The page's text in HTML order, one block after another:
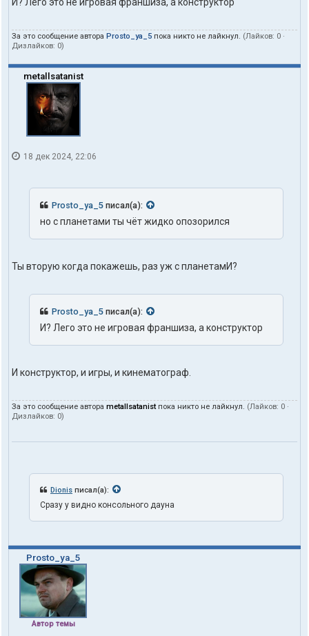
И? Лего это не игровая франшиза, а конструктор
За это сообщение автора Prosto_ya_5 пока никто не лайкнул. (Лайков: 0 ·
Дизлайков: 0)
metallsatanist
18 дек 2024, 22:06
Prosto_ya_5 писал(а):
но с планетами ты чёт жидко опозорился
Ты вторую когда покажешь, раз уж с планетамИ?
Prosto_ya_5 писал(а):
И? Лего это не игровая франшиза, а конструктор
И конструктор, и игры, и кинематограф.
За это сообщение автора metallsatanistпока никто не лайкнул. (Лайков: 0 ·
Дизлайков: 0)
Dionis писал(а):
Сразу у видно консольного дауна
Prosto_ya_5
Автор темы